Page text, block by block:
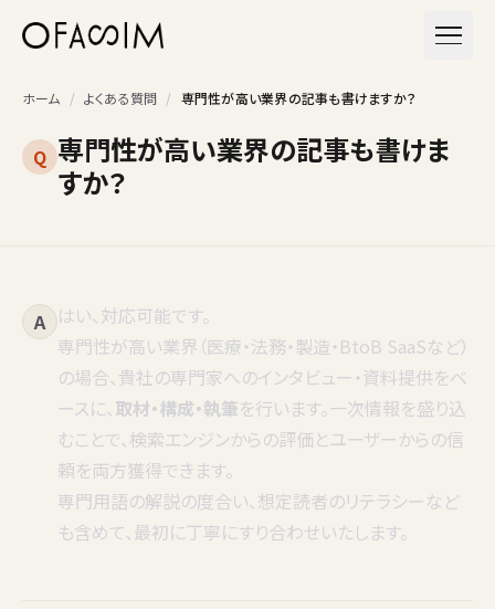
メニ
ホーム / よくある質問 / 専門性が高い業界の記事も書けますか？
Q 専門性が高い業界の記事も書けま
すか？
A はい、対応可能です。
専門性が高い業界（医療・法務・製造・BtoB SaaSなど）
の場合、貴社の専門家へのインタビュー・資料提供をベ
ースに、取材・構成・執筆を行います。一次情報を盛り込
むことで、検索エンジンからの評価とユーザーからの信
頼を両方獲得できます。
専門用語の解説の度合い、想定読者のリテラシーなど
も含めて、最初に丁寧にすり合わせいたします。